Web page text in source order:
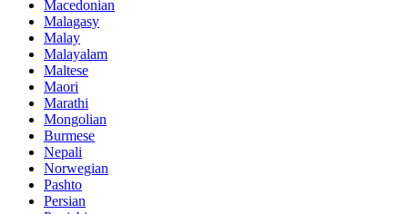
Macedonian
Malagasy
Malay
Malayalam
Maltese
Maori
Marathi
Mongolian
Burmese
Nepali
Norwegian
Pashto
Persian